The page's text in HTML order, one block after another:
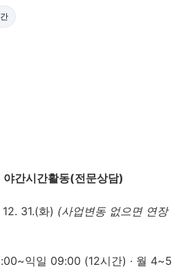
야간시간활동(전문상담)
31.(화) (사업변동 없으면 연장
익일 09:00 (12시간) · 월 4~5